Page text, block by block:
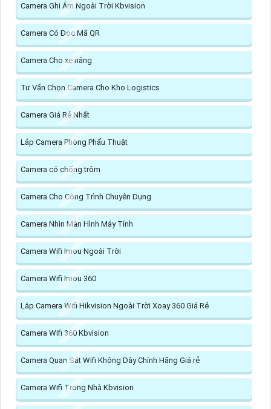
Camera Ghi Âm Ngoài Trời Kbvision
Camera Có Đọc Mã QR
Camera Cho xe nâng
Tư Vấn Chọn Camera Cho Kho Logistics
Camera Giá Rẻ Nhất
Lắp Camera Phòng Phẩu Thuật
Camera có chống trộm
Camera Cho Công Trình Chuyên Dụng
Camera Nhìn Màn Hình Máy Tính
Camera Wifi Imou Ngoài Trời
Camera Wifi Imou 360
Lắp Camera Wifi Hikvision Ngoài Trời Xoay 360 Giá Rẻ
Camera Wifi 360 Kbvision
Camera Quan Sát Wifi Không Dây Chính Hãng Giá rẻ
Camera Wifi Trong Nhà Kbvision